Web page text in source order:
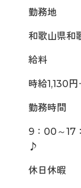
勤務地
和歌山県和
給料
時給1,130
勤務時間
9：00～17
♪
休日休暇